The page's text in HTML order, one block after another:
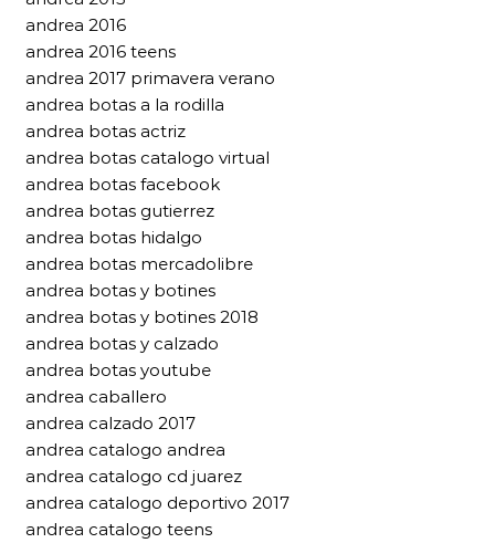
andrea 2016
andrea 2016 teens
andrea 2017 primavera verano
andrea botas a la rodilla
andrea botas actriz
andrea botas catalogo virtual
andrea botas facebook
andrea botas gutierrez
andrea botas hidalgo
andrea botas mercadolibre
andrea botas y botines
andrea botas y botines 2018
andrea botas y calzado
andrea botas youtube
andrea caballero
andrea calzado 2017
andrea catalogo andrea
andrea catalogo cd juarez
andrea catalogo deportivo 2017
andrea catalogo teens